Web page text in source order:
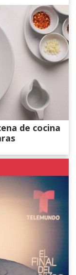
de cocina